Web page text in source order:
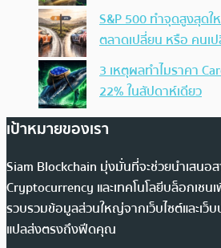
S&P 500 ทำจุดสูงสุด
ตลาดเปลี่ยน หรือ คนเ
3 เหตุผลทำไมราคา
22% ในสัปดาห์เดียว
เป้าหมายของเรา
Siam Blockchain มุ่งมั่นที่จะช่วยนำเสนอ
Cryptocurrency และเทคโนโลยีบล็อกเชน
รวบรวมข้อมูลส่วนใหญ่จากเว็บไซต์และเว็
แปลส่งตรงถึงฟีดคุณ